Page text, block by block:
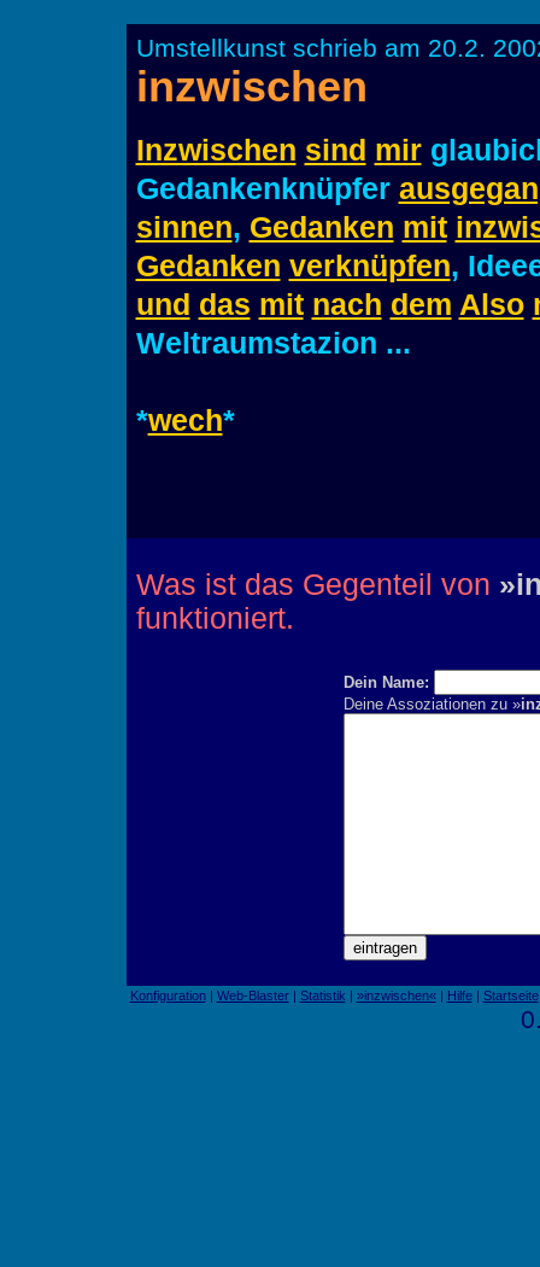
Umstellkunst schrieb am 20.2.
inzwischen
Inzwischen sind mir
Gedankenknüpfer
sinnen, Gedanken mit
Gedanken verknüpfen,
und das mit nach dem Also
Weltraumstazion ...
*wech*
Was ist das Gegenteil von
funktioniert.
Dein Name:
Deine Assoziationen zu »
Konfiguration| Web-Blaster| Statistik | »inzwischen«| Hilfe| Startseite